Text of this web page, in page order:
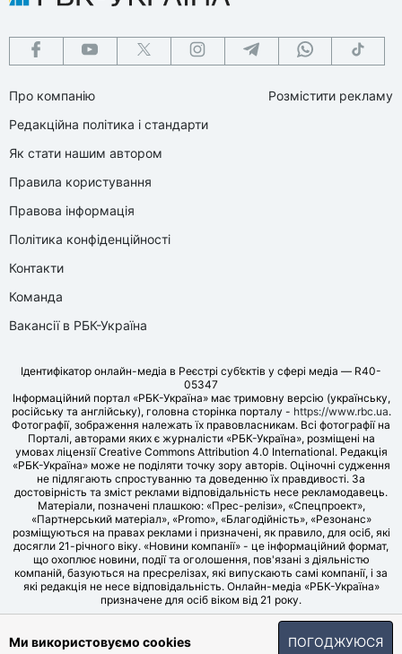
Про компанію
Редакційна політика і стандарти
Як стати нашим автором
Правила користування
Правова інформація
Політика конфіденційності
Контакти
Команда
Вакансії в РБК-Україна
Розмістити рекламу
Ідентифікатор онлайн-медіа в Реєстрі суб’єктів у сфері медіа — R40-
05347
Інформаційний портал «РБК-Україна» має тримовну версію (українську,
російську та англійську), головна сторінка порталу - https://www.rbc.ua.
Фотографії, зображення належать їх правовласникам. Всі фотографії на
Порталі, авторами яких є журналісти «РБК-Україна», розміщені на
умовах ліцензії Creative Commons Attribution 4.0 International. Редакція
«РБК-Україна» може не поділяти точку зору авторів. Оціночні судження
не підлягають спростуванню та доведенню їх правдивості. За
достовірність та зміст реклами відповідальність несе рекламодавець.
Матеріали, позначені плашкою: «Прес-релізи», «Спецпроект»,
«Партнерський матеріал», «Promo», «Благодійність», «Резонанс»
розміщуються на правах реклами і призначені, як правило, для осіб, які
досягли 21-річного віку. «Новини компанії» - це інформаційний формат,
що охоплює новини, події та оголошення, пов'язані з діяльністю
компаній, базуються на пресрелізах, які випускають самі компанії, і за
які редакція не несе відповідальність. Онлайн-медіа «РБК-Україна»
призначене для осіб віком від 21 року.
© LLC «UBT MEDIA», 2006-2026.
Ми використовуємо cookies ПОГОДЖУЮСЯ